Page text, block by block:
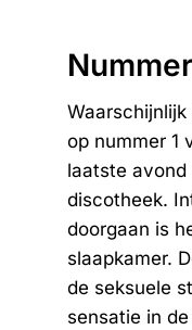
op nummer 1
laatste avond
discotheek.
doorgaan is
slaapkamer.
de seksuele
sensatie in